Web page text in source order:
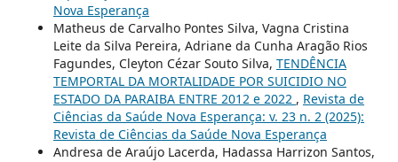
Nova Esperança
Matheus de Carvalho Pontes Silva, Vagna Cristina
Leite da Silva Pereira, Adriane da Cunha Aragão Rios
Fagundes, Cleyton Cézar Souto Silva, TENDÊNCIA
TEMPORTAL DA MORTALIDADE POR SUICIDIO NO
ESTADO DA PARAIBA ENTRE 2012 e 2022 , Revista de
Ciências da Saúde Nova Esperança: v. 23 n. 2 (2025):
Revista de Ciências da Saúde Nova Esperança
Andresa de Araújo Lacerda, Hadassa Harrizon Santos,